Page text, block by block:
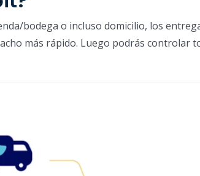
bodega o incluso domicilio, los
más rápido. Luego podrás controlar